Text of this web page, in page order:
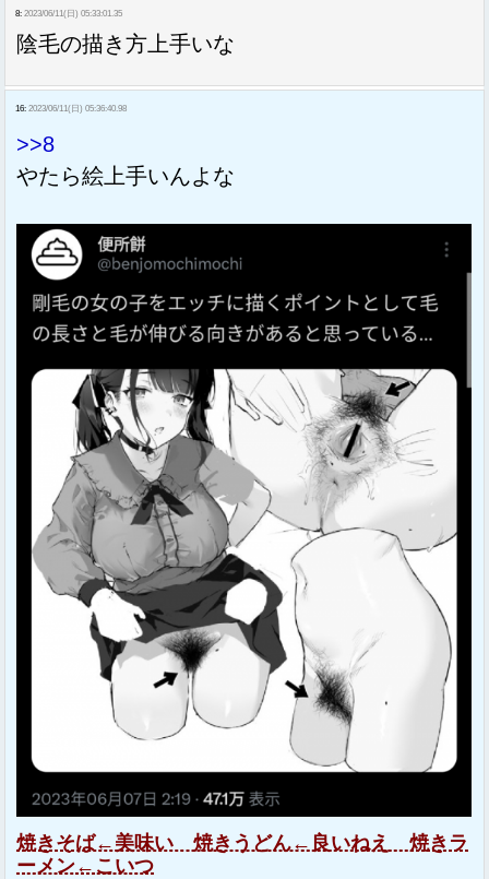
8: 2023/06/11(日) 05:33:01.35
陰毛の描き方上手いな
16: 2023/06/11(日) 05:36:40.98
>>8
やたら絵上手いんよな
焼きそば←美味い 焼きうどん←良いねえ 焼きラ
ーメン←こいつ